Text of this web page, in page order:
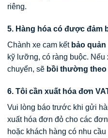
riêng.
5. Hàng hóa có được đảm
Chành xe cam kết bảo
kỹ lưỡng, có ràng buộc. Nếu
chuyển, sẽ bồi thường theo
6. Tôi cần xuất hóa đơn
Vui lòng báo trước khi gửi
xuất hóa đơn đỏ cho các
hoặc khách hàng có nhu